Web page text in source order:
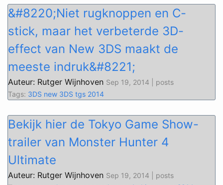
&#8220;Niet rugknoppen en C-
stick, maar het verbeterde 3D-
effect van New 3DS maakt de
meeste indruk&#8221;
Auteur: Rutger Wijnhoven Sep 19, 2014 | posts
Tags: 3DS new 3DS tgs 2014
Bekijk hier de Tokyo Game Show-
trailer van Monster Hunter 4
Ultimate
Auteur: Rutger Wijnhoven Sep 19, 2014 | posts